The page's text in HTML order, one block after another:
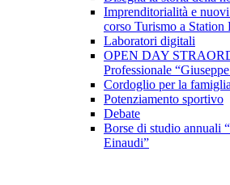
Imprenditorialità e
corso Turismo a Station
Laboratori digitali
OPEN DAY
Professionale
Cordoglio per la
Potenziamento sportivo
Debate
Borse di studio annuali
Einaudi”